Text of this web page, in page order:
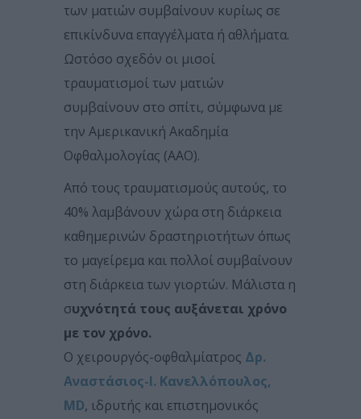
των ματιών συμβαίνουν κυρίως σε
επικίνδυνα επαγγέλματα ή αθλήματα.
Ωστόσο σχεδόν οι μισοί
τραυματισμοί των ματιών
συμβαίνουν στο σπίτι, σύμφωνα με
την Αμερικανική Ακαδημία
Οφθαλμολογίας (ΑΑΟ).
Από τους τραυματισμούς αυτούς, το
40% λαμβάνουν χώρα στη διάρκεια
καθημερινών δραστηριοτήτων όπως
το μαγείρεμα και πολλοί συμβαίνουν
στη διάρκεια των γιορτών. Μάλιστα η
συχνότητά τους αυξάνεται χρόνο
με τον χρόνο.
Ο χειρουργός-οφθαλμίατρος Δρ.
Αναστάσιος-Ι. Κανελλόπουλος,
MD, ιδρυτής και επιστημονικός